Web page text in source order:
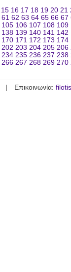
15 16 17 18 19 20 21
61 62 63 64 65 66 67
105 106 107 108 109
138 139 140 141 142
170 171 172 173 174
202 203 204 205 206
234 235 236 237 238
266 267 268 269 270
Επικοινωνία: